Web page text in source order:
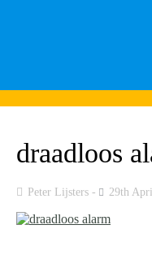
draadloos
Peter Lijsters 29th